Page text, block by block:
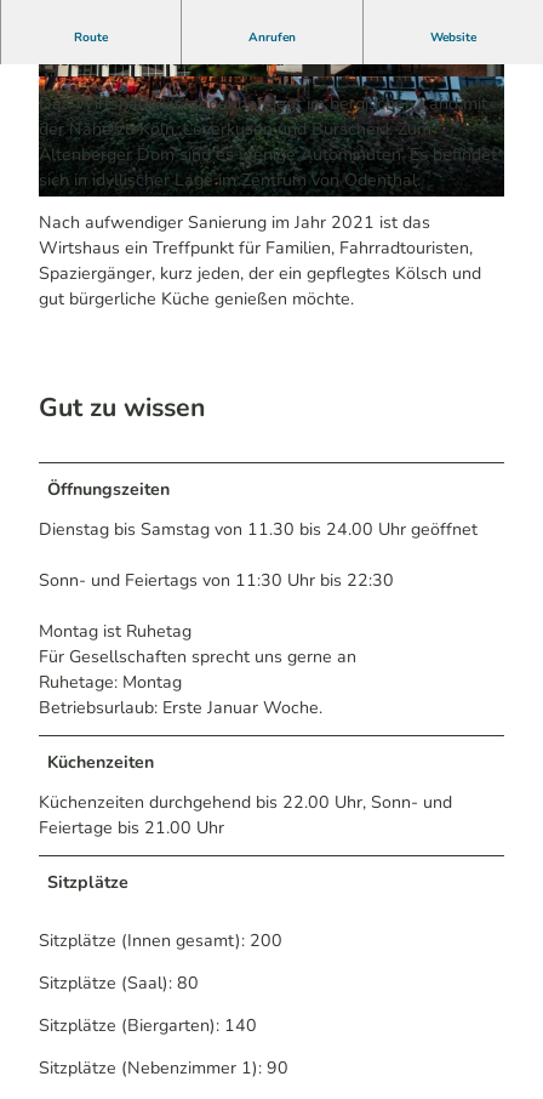
© TIM PFIEFFER, TIM PFEIFFER | KI-optimiert
|CC-BY-SA
© TIM PFEIFFER | KI-optimiert |CC-BY-SA
Route Anrufen Website
Herzlich Willkommen im Herzogenhof – wo
Gastfreundschaft zu Hause ist.
Das Wirtshaus Herzogenhof liegt im bergischen Land mit
der Nähe zu Köln, Leverkusen und Burscheid. Zum
Altenberger Dom sind es wenige Autominuten. Es befindet
sich in idyllischer Lage im Zentrum von Odenthal.
Nach aufwendiger Sanierung im Jahr 2021 ist das
Wirtshaus ein Treffpunkt für Familien, Fahrradtouristen,
Spaziergänger, kurz jeden, der ein gepflegtes Kölsch und
gut bürgerliche Küche genießen möchte.
Gut zu wissen
Öffnungszeiten
Dienstag bis Samstag von 11.30 bis 24.00 Uhr geöffnet
Sonn- und Feiertags von 11:30 Uhr bis 22:30
Montag ist Ruhetag
Für Gesellschaften sprecht uns gerne an
Ruhetage: Montag
Betriebsurlaub: Erste Januar Woche.
Küchenzeiten
Küchenzeiten durchgehend bis 22.00 Uhr, Sonn- und
Feiertage bis 21.00 Uhr
Sitzplätze
Sitzplätze (Innen gesamt): 200
Sitzplätze (Saal): 80
Sitzplätze (Biergarten): 140
Sitzplätze (Nebenzimmer 1): 90